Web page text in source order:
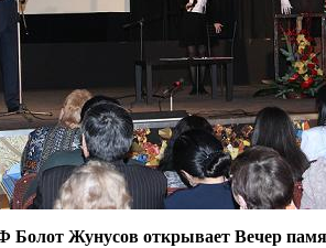
Жунусов открывает Вечер